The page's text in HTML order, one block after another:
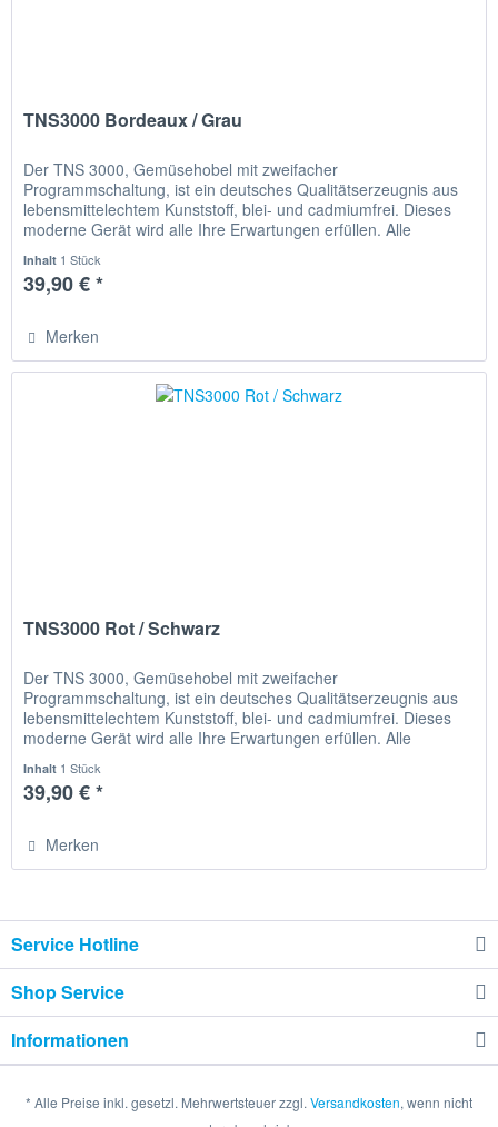
TNS3000 Bordeaux / Grau
Der TNS 3000, Gemüsehobel mit zweifacher
Programmschaltung, ist ein deutsches Qualitätserzeugnis aus
lebensmittelechtem Kunststoff, blei- und cadmiumfrei. Dieses
moderne Gerät wird alle Ihre Erwartungen erfüllen. Alle
Inhalt 1 Stück
39,90 € *
Merken
TNS3000 Rot / Schwarz
Der TNS 3000, Gemüsehobel mit zweifacher
Programmschaltung, ist ein deutsches Qualitätserzeugnis aus
lebensmittelechtem Kunststoff, blei- und cadmiumfrei. Dieses
moderne Gerät wird alle Ihre Erwartungen erfüllen. Alle
Inhalt 1 Stück
39,90 € *
Merken
Service Hotline
Shop Service
Informationen
* Alle Preise inkl. gesetzl. Mehrwertsteuer zzgl. Versandkosten, wenn nicht